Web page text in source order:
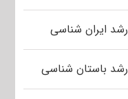
ایران شناسی
باستان شناسی